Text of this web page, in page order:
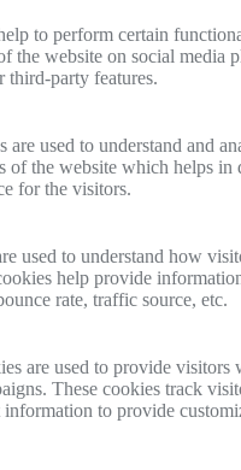
to perform certain
the website on social media
third-party features.
are used to understand and
of the website which helps in
for the visitors.
used to understand how
help provide
rate, traffic source, etc.
are used to provide visitors
These cookies track
to provide